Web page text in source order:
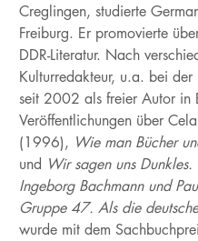
Creglingen, studierte
Freiburg. Er promovierte
DDR-Literatur. Nach
Kulturredakteur, u.a. bei der
seit 2002 als freier Autor in
Veröffentlichungen über
(1996), Wie man Bücher
und Wir sagen uns
Ingeborg Bachmann und
Gruppe 47. Als die
wurde mit dem